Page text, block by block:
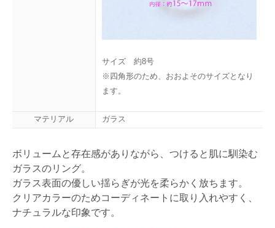
サイズ 約8号
※四角形のため、おおよそのサイズとなり
ます。
マテリアル ガラス
ボリュームと存在感がありながら、つけると肌に馴染む
ガラスのリング。
ガラス表面の優しい揺らぎが光を柔らかく放ちます。
クリアカラーのためコーディネートに取り入れやすく、
ナチュラルな印象です。